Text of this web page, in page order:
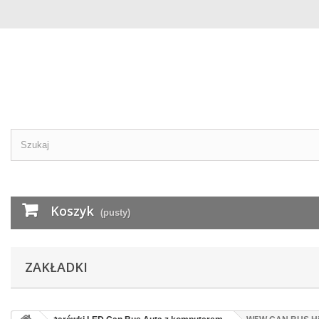
Koszyk (pusty)
ZAKŁADKI